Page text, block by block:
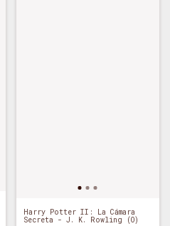
Harry Potter II: La Cámara
Secreta - J. K. Rowling (O)